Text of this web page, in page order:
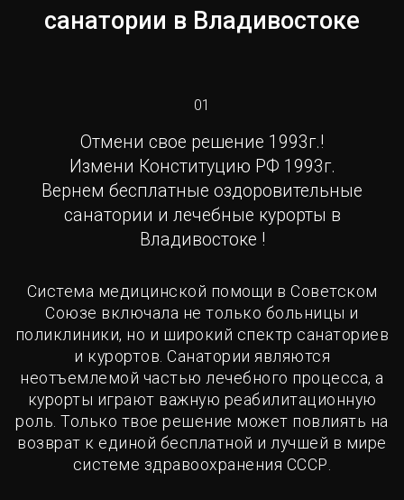
санатории в Владивостоке
01
Отмени свое решение 1993г.!
Измени Конституцию РФ 1993г.
Вернем бесплатные оздоровительные
санатории и лечебные курорты в
Владивостоке !
Система медицинской помощи в Советском
Союзе включала не только больницы и
поликлиники, но и широкий спектр санаториев
и курортов. Санатории являются
неотъемлемой частью лечебного процесса, а
курорты играют важную реабилитационную
роль. Только твое решение может повлиять на
возврат к единой бесплатной и лучшей в мире
системе здравоохранения СССР.